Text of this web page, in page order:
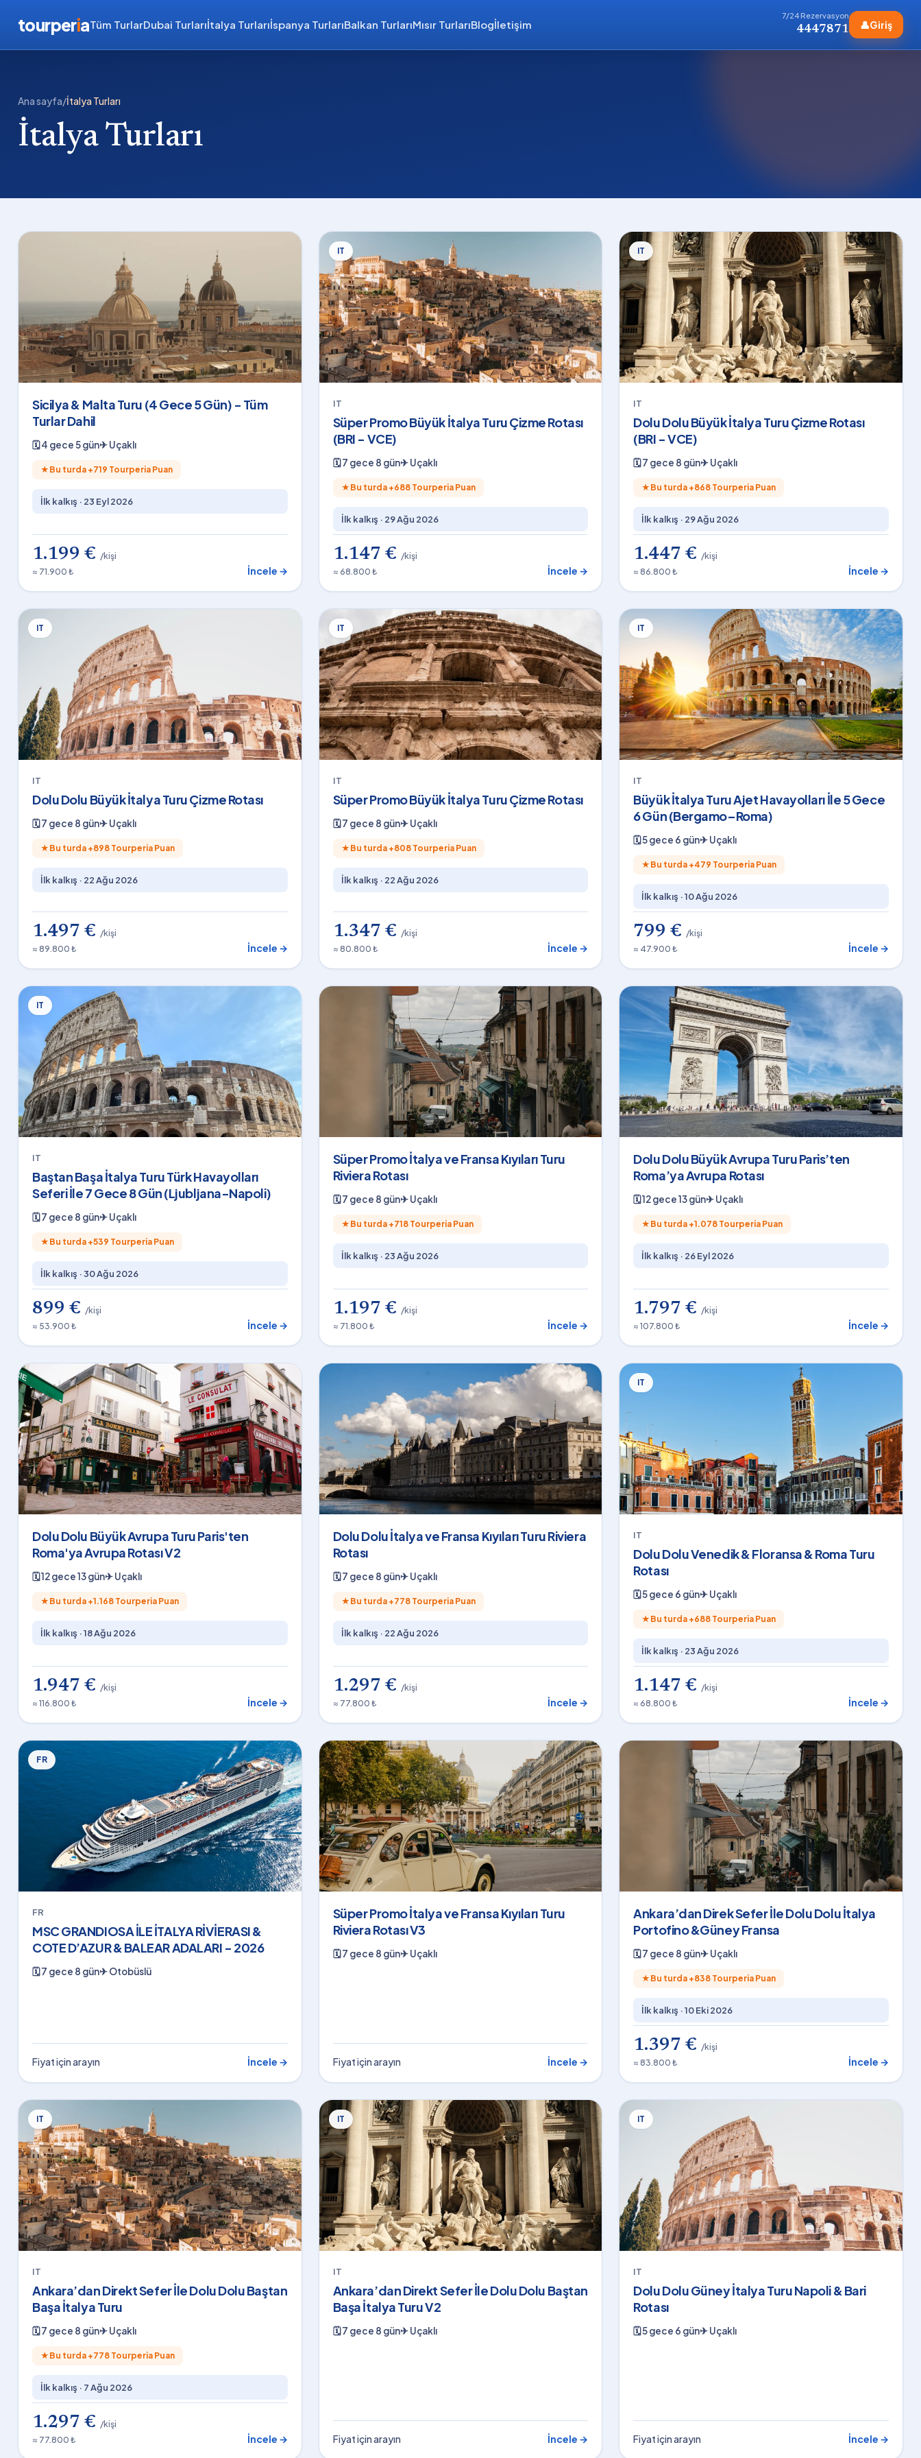
tourperiaTüm TurlarDubai Turlarıİtalya Turlarıİspanya TurlarıBalkan TurlarıMısır TurlarıBlogİletişim
7/24 Rezervasyon
4447871 👤Giriş
Ana sayfa/İtalya Turları
İtalya Turları
Sicilya & Malta Turu (4 Gece 5 Gün) - Tüm
Turlar Dahil
🗓4 gece 5 gün✈Uçaklı
★ Bu turda +719 Tourperia Puan
İlk kalkış · 23 Eyl 2026
1.199 € /kişi
≈ 71.900 ₺
İncele →
IT
IT
Süper Promo Büyük İtalya Turu Çizme Rotası
(BRI - VCE)
🗓7 gece 8 gün✈Uçaklı
★ Bu turda +688Tourperia Puan
İlk kalkış · 29 Ağu 2026
1.147 € /kişi
≈ 68.800 ₺
İncele →
IT
IT
Dolu Dolu Büyük İtalya Turu Çizme Rotası
(BRI - VCE)
🗓7 gece 8 gün✈Uçaklı
★ Bu turda +868 Tourperia Puan
İlk kalkış · 29 Ağu 2026
1.447 € /kişi
≈ 86.800 ₺
İncele →
IT
IT
Dolu Dolu Büyük İtalya Turu Çizme Rotası
🗓7 gece 8 gün✈Uçaklı
★ Bu turda +898 Tourperia Puan
İlk kalkış · 22 Ağu 2026
1.497 € /kişi
≈ 89.800 ₺
İncele →
IT
IT
Süper Promo Büyük İtalya Turu Çizme Rotası
🗓7 gece 8 gün✈Uçaklı
★ Bu turda +808Tourperia Puan
İlk kalkış · 22 Ağu 2026
1.347 € /kişi
≈ 80.800 ₺
İncele →
IT
IT
Büyük İtalya Turu Ajet Havayolları İle 5 Gece
6 Gün (Bergamo–Roma)
🗓5 gece 6 gün✈Uçaklı
★ Bu turda +479 Tourperia Puan
İlk kalkış ·10 Ağu 2026
799 € /kişi
≈ 47.900 ₺
İncele →
IT
IT
Baştan Başa İtalya Turu Türk Havayolları
Seferi İle 7 Gece 8 Gün (Ljubljana-Napoli)
🗓7 gece 8 gün✈Uçaklı
★ Bu turda +539 Tourperia Puan
İlk kalkış ·30 Ağu 2026
899 € /kişi
≈ 53.900 ₺
İncele →
Süper Promo İtalya ve Fransa Kıyıları Turu
Riviera Rotası
🗓7 gece 8 gün✈Uçaklı
★ Bu turda +718Tourperia Puan
İlk kalkış · 23 Ağu 2026
1.197 € /kişi
≈ 71.800 ₺
İncele →
Dolu Dolu Büyük Avrupa Turu Paris’ten
Roma’ya Avrupa Rotası
🗓12 gece 13 gün✈Uçaklı
★ Bu turda +1.078 Tourperia Puan
İlk kalkış · 26 Eyl 2026
1.797 € /kişi
≈ 107.800 ₺
İncele →
Dolu Dolu Büyük Avrupa Turu Paris'ten
Roma'ya Avrupa Rotası V2
🗓12 gece 13 gün✈Uçaklı
★ Bu turda +1.168 Tourperia Puan
İlk kalkış ·18 Ağu 2026
1.947 € /kişi
≈ 116.800 ₺
İncele →
Dolu Dolu İtalya ve Fransa Kıyıları Turu Riviera
Rotası
🗓7 gece 8 gün✈Uçaklı
★ Bu turda +778Tourperia Puan
İlk kalkış · 22 Ağu 2026
1.297 € /kişi
≈ 77.800 ₺
İncele →
IT
IT
Dolu Dolu Venedik & Floransa & Roma Turu
Rotası
🗓5 gece 6 gün✈Uçaklı
★ Bu turda +688 Tourperia Puan
İlk kalkış · 23 Ağu 2026
1.147 € /kişi
≈ 68.800 ₺
İncele →
FR
FR
MSC GRANDIOSA İLE İTALYA RİVİERASI &
COTE D’AZUR & BALEAR ADALARI - 2026
🗓7 gece 8 gün✈Otobüslü
Fiyat için arayın İncele →
Süper Promo İtalya ve Fransa Kıyıları Turu
Riviera Rotası V3
🗓7 gece 8 gün✈Uçaklı
Fiyat için arayın İncele →
Ankara’dan Direk Sefer İle Dolu Dolu İtalya
Portofino &Güney Fransa
🗓7 gece 8 gün✈Uçaklı
★ Bu turda +838 Tourperia Puan
İlk kalkış ·10 Eki 2026
1.397 € /kişi
≈ 83.800 ₺
İncele →
IT
IT
Ankara’dan Direkt Sefer İle Dolu Dolu Baştan
Başa İtalya Turu
🗓7 gece 8 gün✈Uçaklı
★ Bu turda +778 Tourperia Puan
İlk kalkış · 7 Ağu 2026
1.297 € /kişi
≈ 77.800 ₺
İncele →
IT
IT
Ankara’dan Direkt Sefer İle Dolu Dolu Baştan
Başa İtalya Turu V2
🗓7 gece 8 gün✈Uçaklı
Fiyat için arayın İncele →
IT
IT
Dolu Dolu Güney İtalya Turu Napoli & Bari
Rotası
🗓5 gece 6 gün✈Uçaklı
Fiyat için arayın İncele →